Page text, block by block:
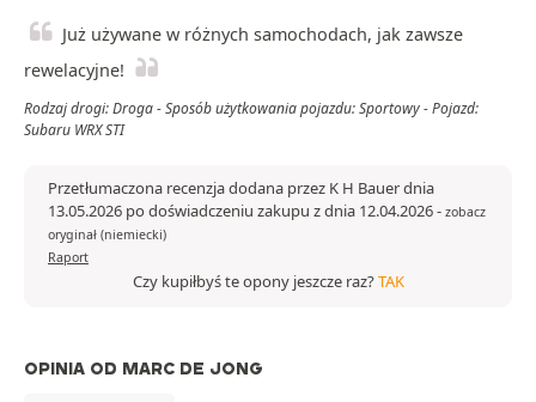
Już używane w różnych samochodach, jak zawsze
rewelacyjne!
Rodzaj drogi: Droga - Sposób użytkowania pojazdu: Sportowy - Pojazd:
Subaru WRX STI
Przetłumaczona recenzja dodana przez K H Bauer dnia
13.05.2026 po doświadczeniu zakupu z dnia 12.04.2026- zobacz
oryginał (niemiecki)
Raport
Czy kupiłbyś te opony jeszcze raz?TAK
OPINIA OD MARC DE JONG